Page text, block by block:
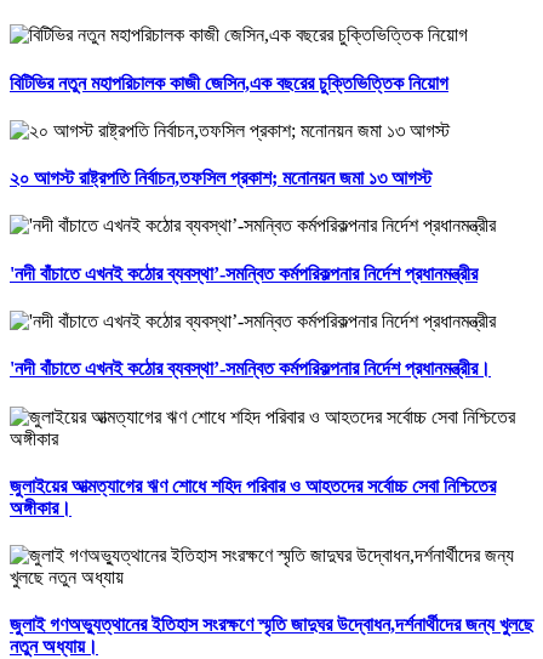
বিটিভির নতুন মহাপরিচালক কাজী জেসিন,এক বছরের চুক্তিভিত্তিক নিয়োগ
২০ আগস্ট রাষ্ট্রপতি নির্বাচন,তফসিল প্রকাশ; মনোনয়ন জমা ১৩ আগস্ট
'নদী বাঁচাতে এখনই কঠোর ব্যবস্থা’-সমন্বিত কর্মপরিকল্পনার নির্দেশ প্রধানমন্ত্রীর
'নদী বাঁচাতে এখনই কঠোর ব্যবস্থা’-সমন্বিত কর্মপরিকল্পনার নির্দেশ প্রধানমন্ত্রীর।
জুলাইয়ের আত্মত্যাগের ঋণ শোধে শহিদ পরিবার ও আহতদের সর্বোচ্চ সেবা নিশ্চিতের
অঙ্গীকার।
জুলাই গণঅভ্যুত্থানের ইতিহাস সংরক্ষণে স্মৃতি জাদুঘর উদ্বোধন,দর্শনার্থীদের জন্য খুলছে
নতুন অধ্যায়।